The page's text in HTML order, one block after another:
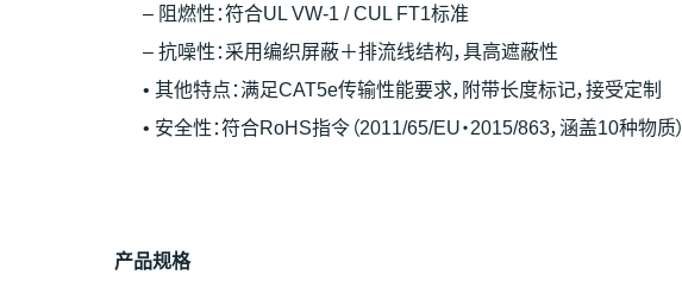
– 阻燃性：符合UL VW-1 / CUL FT1标准
– 抗噪性：采用编织屏蔽＋排流线结构，具高遮蔽性
• 其他特点：满足CAT5e传输性能要求，附带长度标记，接受定制
• 安全性：符合RoHS指令（2011/65/EU・2015/863，涵盖10种物质）
产品规格